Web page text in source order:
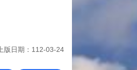
上版日期：112-03-24